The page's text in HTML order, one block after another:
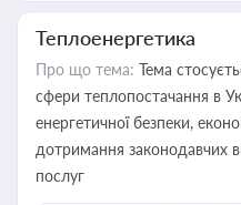
Теплоенергетика
Про що тема: Тема
сфери теплопостачання в
енергетичної безпеки,
дотримання законодавчих
послуг